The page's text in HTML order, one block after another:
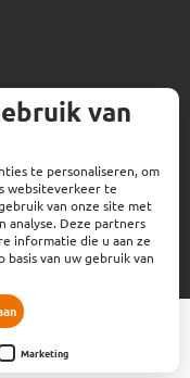
van
te personaliseren, om
websiteverkeer te
van onze site met
analyse. Deze partners
informatie die u aan ze
van uw gebruik van
Marketing